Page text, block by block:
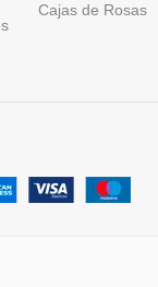
Cajas de Rosas